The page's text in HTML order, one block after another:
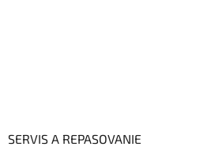
SERVIS A REPASOVANIE